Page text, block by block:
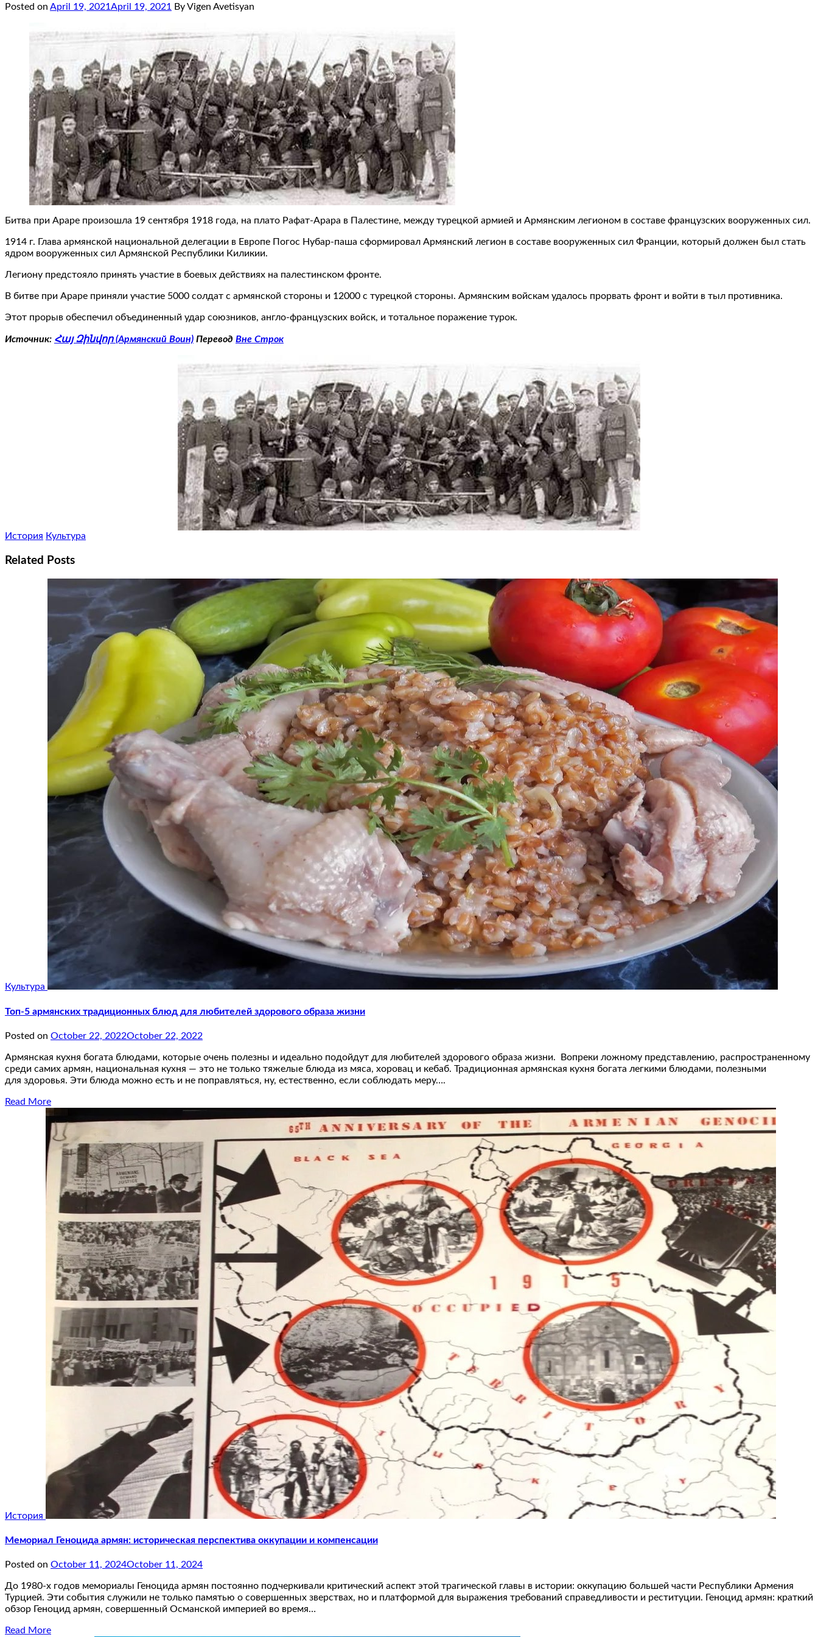
Posted on April 19, 2021 April 19, 2021 By Vigen Avetisyan
Битва при Араре произошла 19 сентября 1918 года, на плато Рафат-Арара в Палестине, между турецкой армией и Армянским легионом в составе французских вооруженных сил.
1914 г. Глава армянской национальной делегации в Европе Погос Нубар-паша сформировал Армянский легион в составе вооруженных сил Франции, который должен был стать
ядром вооруженных сил Армянской Республики Киликии.
Легиону предстояло принять участие в боевых действиях на палестинском фронте.
В битве при Араре приняли участие 5000 солдат с армянской стороны и 12000 с турецкой стороны. Армянским войскам удалось прорвать фронт и войти в тыл противника.
Этот прорыв обеспечил объединенный удар союзников, англо-французских войск, и тотальное поражение турок.
Источник: Հայ Զինվոր (Армянский Воин) Перевод Вне Строк
История Культура
Related Posts
Культура
Топ-5 армянских традиционных блюд для любителей здорового образа жизни
Posted on October 22, 2022October 22, 2022
Армянская кухня богата блюдами, которые очень полезны и идеально подойдут для любителей здорового образа жизни. Вопреки ложному представлению, распространенному
среди самих армян, национальная кухня — это не только тяжелые блюда из мяса, хоровац и кебаб. Традиционная армянская кухня богата легкими блюдами, полезными
для здоровья. Эти блюда можно есть и не поправляться, ну, естественно, если соблюдать меру….
Read More
История
Мемориал Геноцида армян: историческая перспектива оккупации и компенсации
Posted on October 11, 2024October 11, 2024
До 1980-х годов мемориалы Геноцида армян постоянно подчеркивали критический аспект этой трагической главы в истории: оккупацию большей части Республики Армения
Турцией. Эти события служили не только памятью о совершенных зверствах, но и платформой для выражения требований справедливости и реституции. Геноцид армян: краткий
обзор Геноцид армян, совершенный Османской империей во время…
Read More